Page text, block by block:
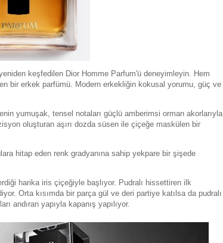
keşfedilen Dior Homme Parfum'ü deneyimleyin. Hem
bir erkek parfümü. Modern erkekliğin kokusal yorumu, güç ve
yumuşak, tensel notaları güçlü amberimsi orman akorlarıyla
oluşturan aşırı dozda süsen ile çiçeğe maskülen bir
hitap eden renk gradyanına sahip yekpare bir şişede
harika iris çiçeğiyle başlıyor. Pudralı hissettiren ilk
Orta kısımda bir parça gül ve deri partiye katılsa da pudralı
andıran yapıyla kapanış yapılıyor.